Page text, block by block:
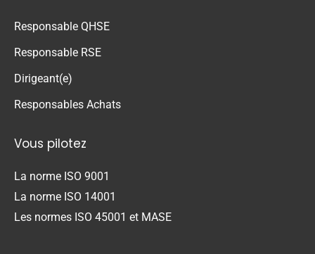
Responsable QHSE
Responsable RSE
Dirigeant(e)
Responsables Achats
Vous pilotez
La norme ISO 9001
La norme ISO 14001
Les normes ISO 45001 et MASE